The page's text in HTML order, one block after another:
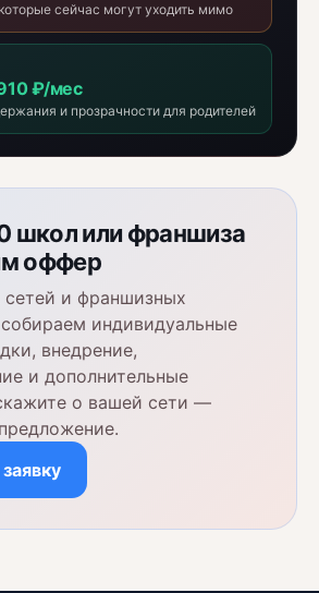
сейчас могут уходить мимо
₽/мес
и прозрачности для родителей
школ или франшиза
оффер
и франшизных
индивидуальные
внедрение,
и дополнительные
о вашей сети —